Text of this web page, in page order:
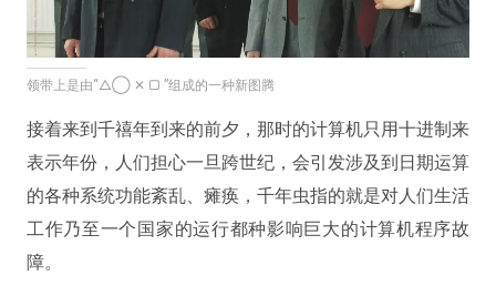
领带上是由“△◯ ✕ ▢ ”组成的一种新图腾
接着来到千禧年到来的前夕，那时的计算机只用十进制来
表示年份，人们担心一旦跨世纪，会引发涉及到日期运算
的各种系统功能紊乱、瘫痪，千年虫指的就是对人们生活
工作乃至一个国家的运行都种影响巨大的计算机程序故
障。